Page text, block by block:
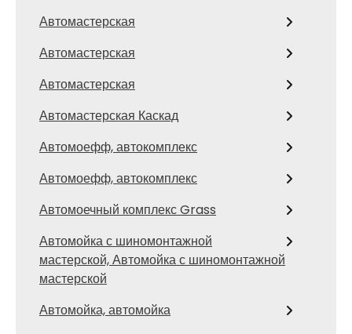
Автомастерская
Автомастерская
Автомастерская
Автомастерская Каскад
Автомоефф, автокомплекс
Автомоефф, автокомплекс
Автомоечный комплекс Grass
Автомойка с шиномонтажной
мастерской, Автомойка с шиномонтажной
мастерской
Автомойка, автомойка